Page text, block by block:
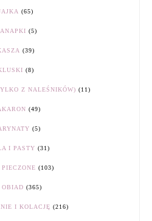
(65)
(5)
(39)
(8)
Z NALEŚNIKÓW) (11)
(49)
(5)
I PASTY (31)
(103)
OBIAD (365)
I KOLACJĘ (216)